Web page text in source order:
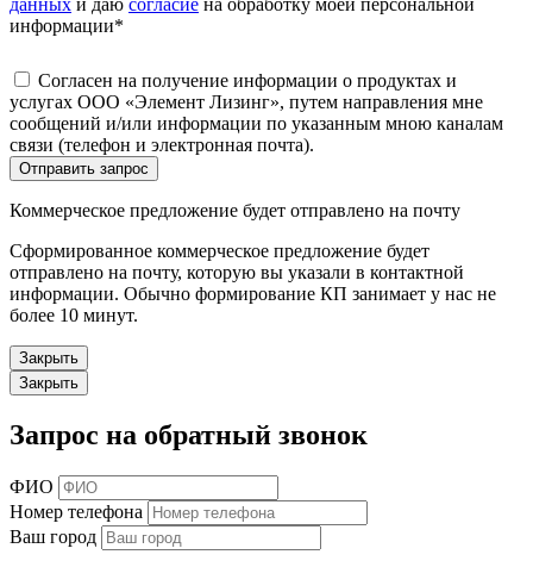
информации*
Согласен на получение информации о продуктах и
услугах ООО «Элемент Лизинг», путем направления мне
сообщений и/или информации по указанным мною каналам
связи (телефон и электронная почта).
Отправить запрос
Коммерческое предложение будет отправлено на почту
Сформированное коммерческое предложение будет
отправлено на почту, которую вы указали в контактной
информации. Обычно формирование КП занимает у нас не
более 10 минут.
Закрыть
Закрыть
Запрос на обратный звонок
ФИО
Номер телефона
Ваш город